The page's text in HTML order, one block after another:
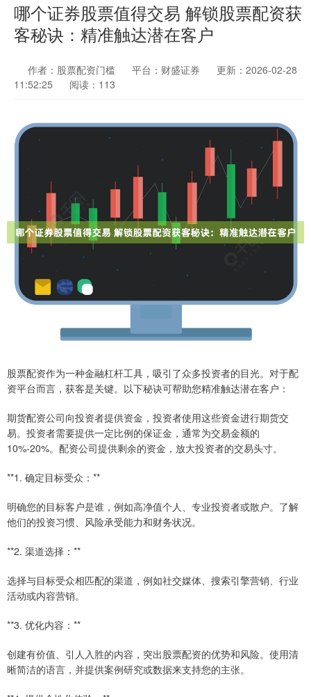
哪个证券股票值得交易 解锁股票配资获
客秘诀：精准触达潜在客户
作者：股票配资门槛 平台：财盛证券
更新：2026-02-28
11:52:25
阅读：113
股票配资作为一种金融杠杆工具，吸引了众多投资者的目光。对于配
资平台而言，获客是关键。以下秘诀可帮助您精准触达潜在客户：
期货配资公司向投资者提供资金，投资者使用这些资金进行期货交
易。投资者需要提供一定比例的保证金，通常为交易金额的
10%-20%。配资公司提供剩余的资金，放大投资者的交易头寸。
**1. 确定目标受众：**
明确您的目标客户是谁，例如高净值个人、专业投资者或散户。了解
他们的投资习惯、风险承受能力和财务状况。
**2. 渠道选择：**
选择与目标受众相匹配的渠道，例如社交媒体、搜索引擎营销、行业
活动或内容营销。
**3. 优化内容：**
创建有价值、引人入胜的内容，突出股票配资的优势和风险。使用清
晰简洁的语言，并提供案例研究或数据来支持您的主张。